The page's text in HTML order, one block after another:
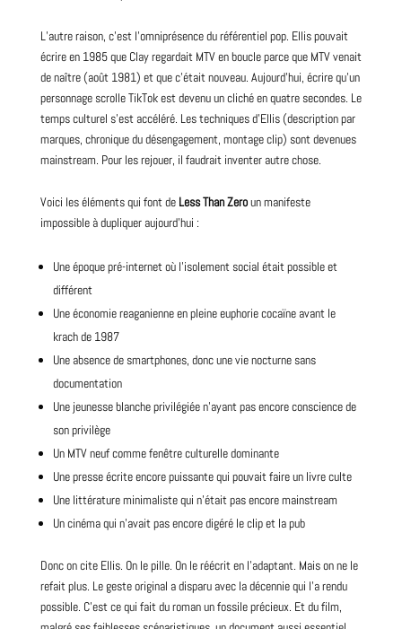
L’autre raison, c’est l’omniprésence du référentiel pop. Ellis pouvait
écrire en 1985 que Clay regardait MTV en boucle parce que MTV venait
de naître (août 1981) et que c’étaitnouveau. Aujourd’hui, écrire qu’un
personnage scrolle TikTok est devenu un cliché en quatre secondes. Le
temps culturel s’est accéléré. Les techniques d’Ellis (description par
marques, chroniquedu désengagement, montage clip) sont devenues
mainstream. Pour les rejouer, il faudrait inventer autre chose.
Voici les éléments qui font de Less Than Zeroun manifeste
impossible à dupliquer aujourd’hui :
Une époque pré-internet où l’isolement social était possible et
différent
Une économie reaganienne en pleine euphorie cocaïne avant le
krach de 1987
Une absence de smartphones, donc une vie nocturne sans
documentation
Une jeunesse blanche privilégiée n’ayant pas encore conscience de
son privilège
Un MTV neuf comme fenêtre culturelle dominante
Une presse écrite encore puissante qui pouvait faire un livre culte
Une littérature minimaliste qui n’était pas encore mainstream
Un cinéma qui n’avait pas encore digéré le clip et la pub
Donc on cite Ellis. On le pille. On le réécrit en l’adaptant. Mais on ne le
refait plus. Le gesteoriginal a disparu avec la décennie qui l’a rendu
possible. C’est ce qui fait du roman un fossile précieux. Et du film,